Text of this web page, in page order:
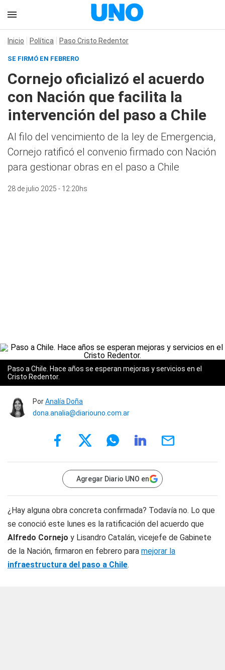
Inicio Política Paso Cristo Redentor
SE FIRMÓ EN FEBRERO
Cornejo oficializó el acuerdo
con Nación que facilita la
intervención del paso a Chile
Al filo del vencimiento de la ley de Emergencia,
Cornejo ratificó el convenio firmado con Nación
para gestionar obras en el paso a Chile
28 de julio 2025 - 12:20hs
Paso a Chile. Hace años se esperan mejoras y servicios en el
Cristo Redentor.
PorAnalía Doña
dona.analia@diariouno.com.ar
Agregar Diario UNO en
¿Hay alguna obra concreta confirmada? Todavía no. Lo que
se conoció este lunes es la ratificación del acuerdo que
Alfredo Cornejo y Lisandro Catalán, vicejefe de Gabinete
de la Nación, firmaron en febrero para mejorar la
infraestructura del paso a Chile.